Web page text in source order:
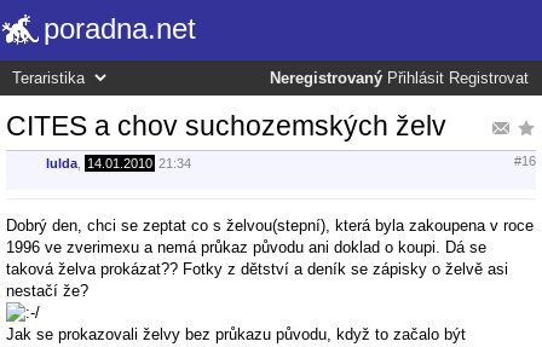
poradna.net
Neregistrovaný Přihlásit Registrovat
CITES a chov suchozemských želv
lulda 14.01.2010 21:34 #16
Dobrý den, chci se zeptat co s želvou(stepní), která byla zakoupena v roce
1996 ve zverimexu a nemá průkaz původu ani doklad o koupi. Dá se
taková želva prokázat?? Fotky z dětství a deník se zápisky o želvě asi
nestačí že?
Jak se prokazovali želvy bez průkazu původu, když to začalo být